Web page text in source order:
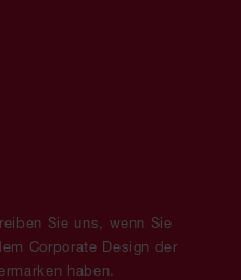
Sie uns, wenn Sie
Corporate Design der
haben.